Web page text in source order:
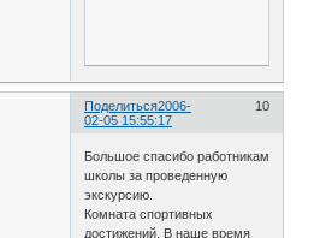
Поделиться 10
2006-
02-05 15:55:17
Большое спасибо работникам
школы за проведенную
экскурсию.
Комната спортивных
достижений. В наше время